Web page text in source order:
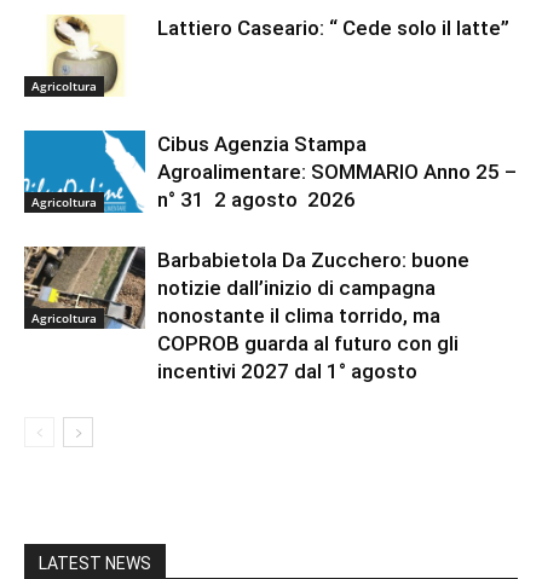
Agricoltura
Lattiero Caseario: “ Cede solo il latte”
Agricoltura
Cibus Agenzia Stampa
Agroalimentare: SOMMARIO Anno 25 –
n° 31 2 agosto 2026
Agricoltura
Barbabietola Da Zucchero: buone
notizie dall’inizio di campagna
nonostante il clima torrido, ma
COPROB guarda al futuro con gli
incentivi 2027 dal 1° agosto
LATEST NEWS